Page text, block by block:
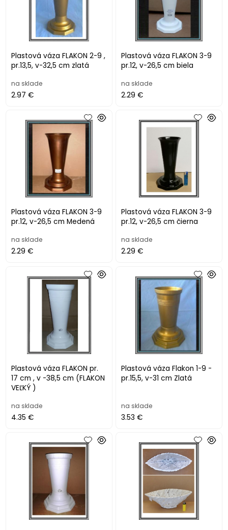
Plastová váza FLAKON 2-9 ,
pr.13,5, v-32,5 cm zlatá
na sklade
2.97 €
Plastová váza FLAKON 3-9
pr.12, v-26,5 cm biela
na sklade
2.29 €
Plastová váza FLAKON 3-9
pr.12, v-26,5 cm Medená
na sklade
2.29 €
Plastová váza FLAKON 3-9
pr.12, v-26,5 cm čierna
na sklade
2.29 €
Plastová váza FLAKON pr.
17 cm , v -38,5 cm (FLAKON
VEĽKÝ )
na sklade
4.35 €
Plastová váza Flakon 1-9 -
pr.15,5, v-31 cm Zlatá
na sklade
3.53 €